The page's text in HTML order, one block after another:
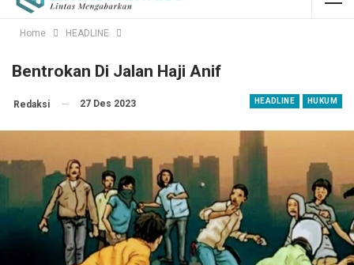
Home HEADLINE
Bentrokan Di Jalan Haji Anif
HEADLINE HUKUM
Redaksi 27 Des 2023